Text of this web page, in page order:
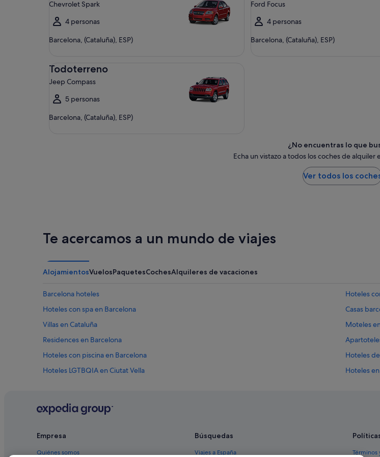
Chevrolet Spark
4 personas
Barcelona, (Cataluña), ESP)
Ford Focus
4 personas
Barcelona, (Cataluña), ESP)
Todoterreno
Jeep Compass
5 personas
Barcelona, (Cataluña), ESP)
¿No encuentras lo que
Echa un vistazo a todos los coches de alquiler
Ver todos los
Te acercamos a un mundo de viajes
AlojamientosVuelosPaquetesCochesAlquileres de vacaciones
Barcelona hoteles
Hoteles
Hoteles con spa en Barcelona
Casas
Villas en Cataluña
Moteles
Residences en Barcelona
Hoteles con piscina en Barcelona
Hoteles
Hoteles LGTBQIA en Ciutat Vella
Hoteles
Hoteles de 3 estrellas en Barcelona
Moteles
Empresa
Quiénes somos
Búsquedas
Viajes a España